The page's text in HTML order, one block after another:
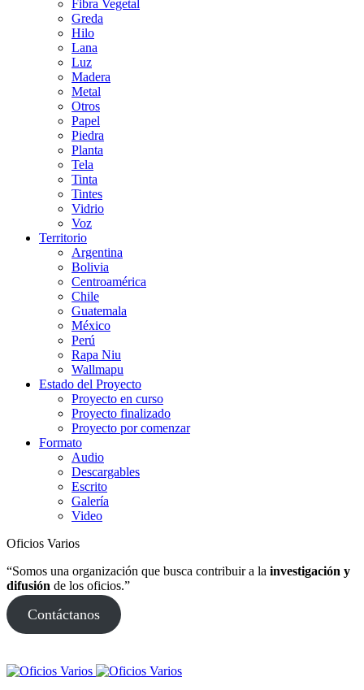
Fibra Vegetal
Greda
Hilo
Lana
Luz
Madera
Metal
Otros
Papel
Piedra
Planta
Tela
Tinta
Tintes
Vidrio
Voz
Territorio
Argentina
Bolivia
Centroamérica
Chile
Guatemala
México
Perú
Rapa Niu
Wallmapu
Estado del Proyecto
Proyecto en curso
Proyecto finalizado
Proyecto por comenzar
Formato
Audio
Descargables
Escrito
Galería
Video
Oficios Varios
“Somos una organización que busca contribuir a la investigación y
difusión de los oficios.”
Contáctanos